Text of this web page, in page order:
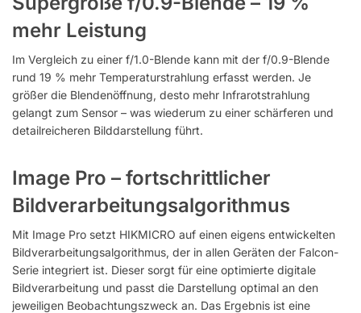
mehr Leistung
Im Vergleich zu einer f/1.0-Blende kann mit der f/0.9-Blende
rund 19 % mehr Temperaturstrahlung erfasst werden. Je
größer die Blendenöffnung, desto mehr Infrarotstrahlung
gelangt zum Sensor – was wiederum zu einer schärferen und
detailreicheren Bilddarstellung führt.
Image Pro – fortschrittlicher
Bildverarbeitungsalgorithmus
Mit Image Pro setzt HIKMICRO auf einen eigens entwickelten
Bildverarbeitungsalgorithmus, der in allen Geräten der Falcon-
Serie integriert ist. Dieser sorgt für eine optimierte digitale
Bildverarbeitung und passt die Darstellung optimal an den
jeweiligen Beobachtungszweck an. Das Ergebnis ist eine